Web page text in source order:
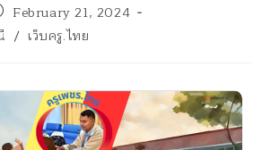
February 21, 2024
/ เว็บครู.ไทย